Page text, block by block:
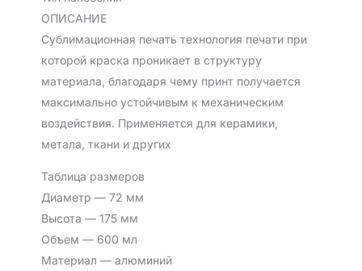
ОПИСАНИЕ
Сублимационная печать технология печати при
которой краска проникает в структуру
материала, благодаря чему принт получается
максимально устойчивым к механическим
воздействия. Применяется для керамики,
метала, ткани и других
Таблица размеров
Диаметр — 72 мм
Высота — 175 мм
Объем — 600 мл
Материал — алюминий